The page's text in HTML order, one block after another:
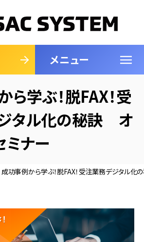
メニュー
閉じる
ら学ぶ！脱FAX！受
タル化の秘訣 オ
ミナー
成功事例から学ぶ！脱FAX！受注業務デジタル化